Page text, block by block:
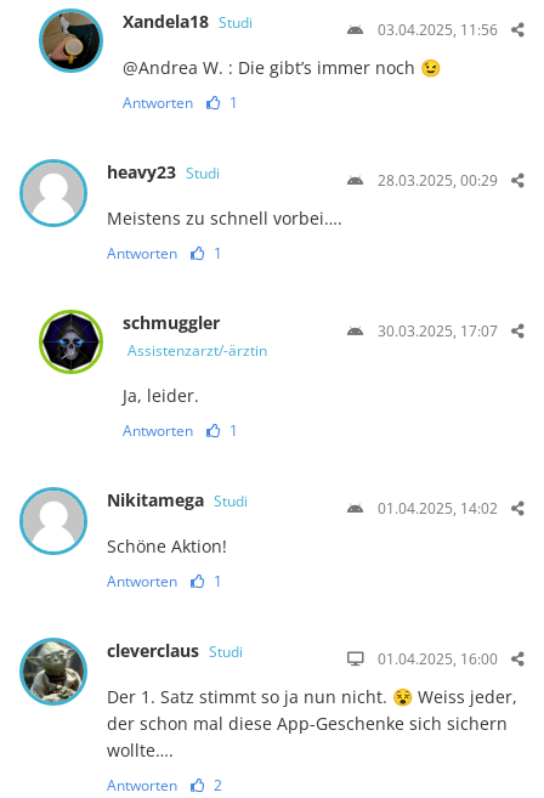
Xandela18 Studi 03.04.2025, 11:56
@Andrea W. : Die gibt’s immer noch 😉
Antworten 1
heavy23 Studi 28.03.2025, 00:29
Meistens zu schnell vorbei….
Antworten 1
schmuggler
Assistenzarzt/-ärztin
30.03.2025, 17:07
Ja, leider.
Antworten 1
Nikitamega Studi 01.04.2025, 14:02
Schöne Aktion!
Antworten 1
cleverclaus Studi 01.04.2025, 16:00
Der 1. Satz stimmt so ja nun nicht. 😵 Weiss jeder,
der schon mal diese App-Geschenke sich sichern
wollte….
Antworten 2